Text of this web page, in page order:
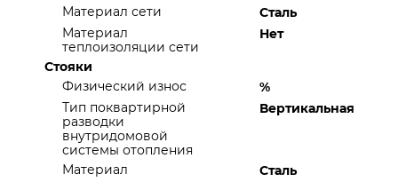
Материал сети
Сталь
Материал
теплоизоляции сети
Нет
Стояки
Физический износ
%
Тип поквартирной
разводки
внутридомовой
системы отопления
Вертикальная
Материал
Сталь